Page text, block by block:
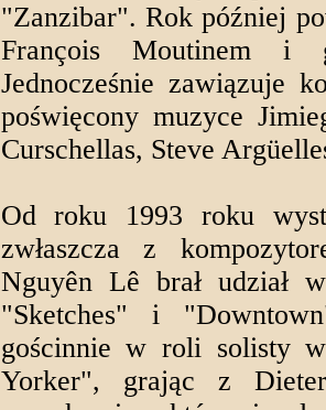
"Zanzibar". Rok później
François Moutinem i
Jednocześnie zawiązuje
poświęcony muzyce
Curschellas, Steve
Od roku 1993 roku
zwłaszcza z
Nguyên Lê brał udział
"Sketches" i
gościnnie w roli solisty
Yorker", grając z